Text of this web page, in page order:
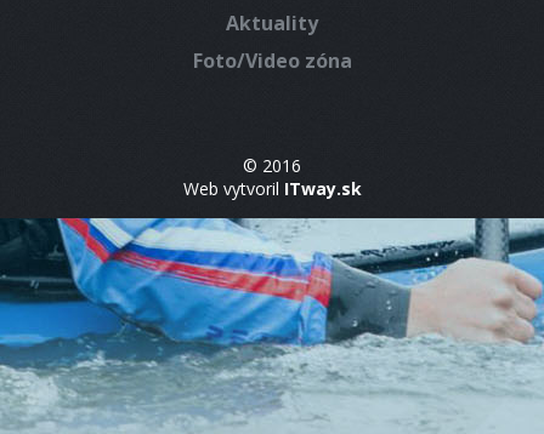
Aktuality
Foto/Video zóna
© 2016
Web vytvoril ITway.sk